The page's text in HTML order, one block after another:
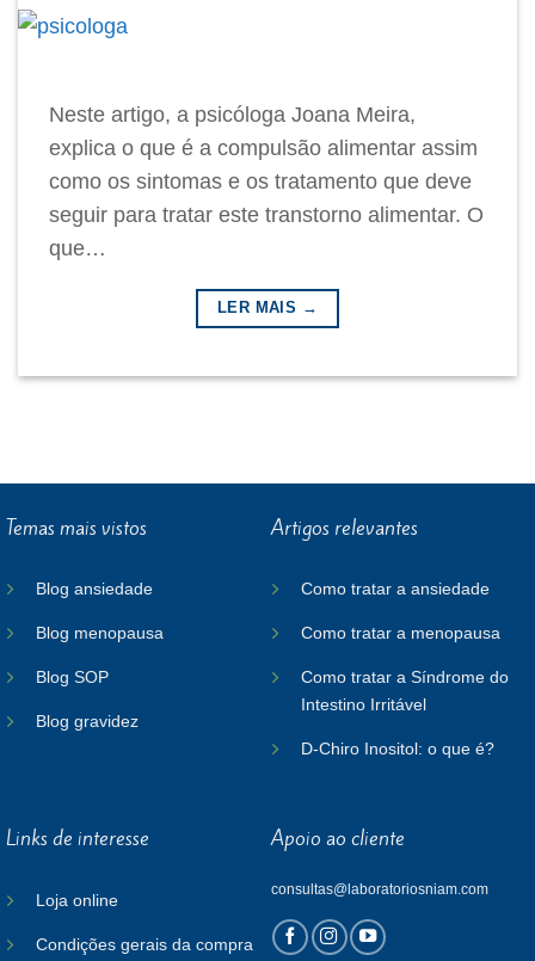
Neste artigo, a psicóloga Joana Meira,
explica o que é a compulsão alimentar assim
como os sintomas e os tratamento que deve
seguir para tratar este transtorno alimentar. O
que…
LER MAIS →
Temas mais vistos
Blog ansiedade
Blog menopausa
Blog SOP
Blog gravidez
Artigos relevantes
Como tratar a ansiedade
Como tratar a menopausa
Como tratar a Síndrome do
Intestino Irritável
D-Chiro Inositol: o que é?
Links de interesse
Loja online
Condições gerais da compra
Apoio ao cliente
consultas@laboratoriosniam.com